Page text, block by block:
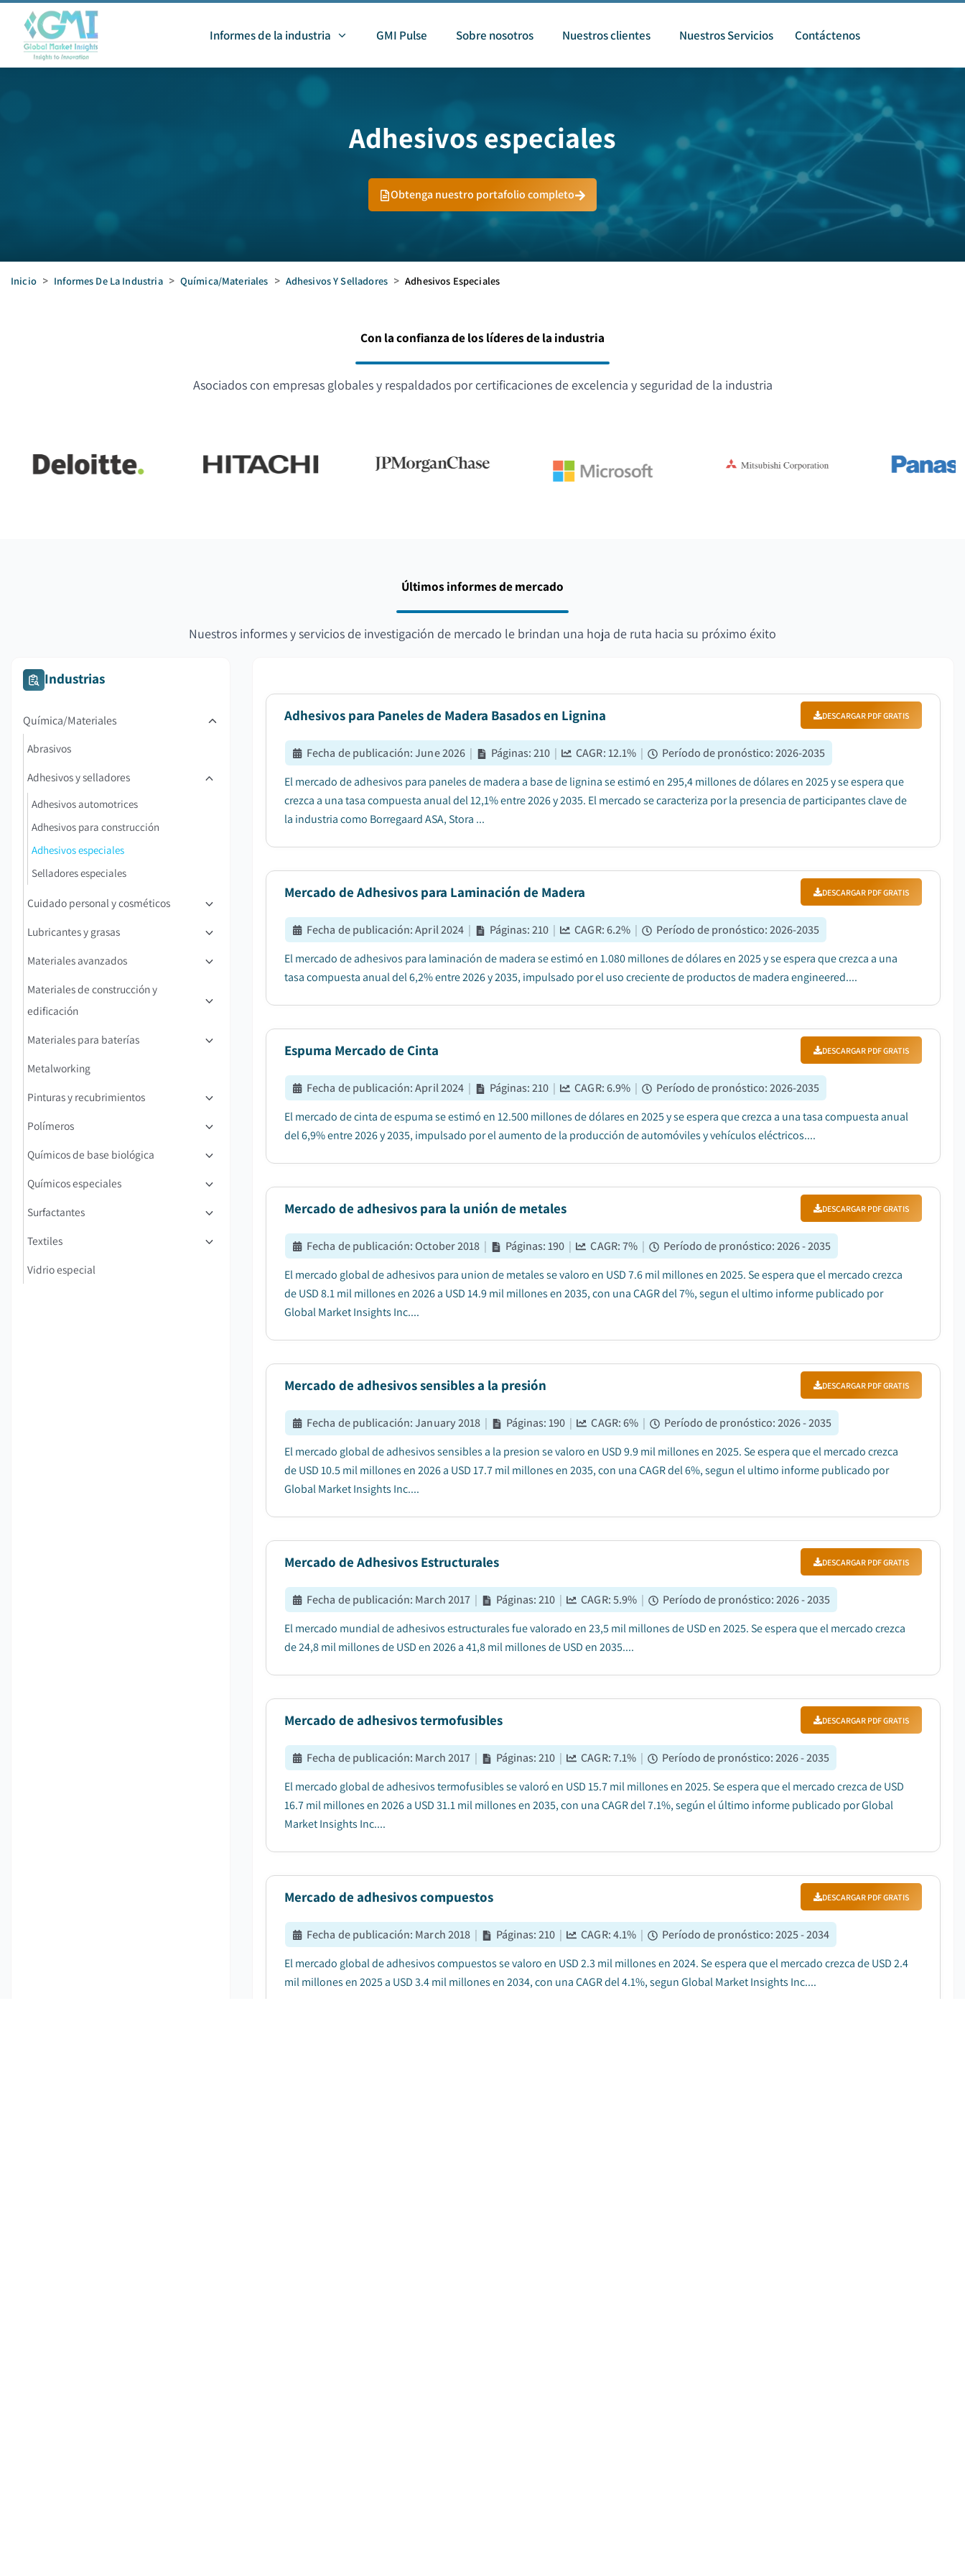
Informes de la industria GMI Pulse Sobre nosotros Nuestros clientes Nuestros Servicios Contáctenos
Adhesivos especiales
Obtenga nuestro portafolio completo
Inicio > Informes De La Industria > Química/Materiales > Adhesivos Y Selladores > Adhesivos Especiales
Con la confianza de los líderes de la industria
Asociados con empresas globales y respaldados por certificaciones de excelencia y seguridad de la industria
Últimos informes de mercado
Nuestros informes y servicios de investigación de mercado le brindan una hoja de ruta hacia su próximo éxito
Industrias
Química/Materiales
Abrasivos
Adhesivos y selladores
Adhesivos automotrices
Adhesivos para construcción
Adhesivos especiales
Selladores especiales
Cuidado personal y cosméticos
Lubricantes y grasas
Materiales avanzados
Materiales de construcción y
edificación
Materiales para baterías
Metalworking
Pinturas y recubrimientos
Polímeros
Químicos de base biológica
Químicos especiales
Surfactantes
Textiles
Vidrio especial
Adhesivos para Paneles de Madera Basados en Lignina DESCARGAR PDF GRATIS
Fecha de publicación:June 2026 | Páginas:210 | CAGR:12.1% | Período de pronóstico:2026-2035
El mercado de adhesivos para paneles de madera a base de lignina se estimó en 295,4 millones de dólares en 2025 y se espera que
crezca a una tasa compuesta anual del 12,1% entre 2026 y 2035. El mercado se caracteriza por la presencia de participantes clave de
la industria como Borregaard ASA, Stora ...
Mercado de Adhesivos para Laminación de Madera DESCARGAR PDF GRATIS
Fecha de publicación:April 2024 | Páginas:210 | CAGR:6.2% | Período de pronóstico:2026-2035
El mercado de adhesivos para laminación de madera se estimó en 1.080 millones de dólares en 2025 y se espera que crezca a una
tasa compuesta anual del 6,2% entre 2026 y 2035, impulsado por el uso creciente de productos de madera engineered....
Espuma Mercado de Cinta DESCARGAR PDF GRATIS
Fecha de publicación:April 2024 | Páginas:210 | CAGR:6.9% | Período de pronóstico:2026-2035
El mercado de cinta de espuma se estimó en 12.500 millones de dólares en 2025 y se espera que crezca a una tasa compuesta anual
del 6,9% entre 2026 y 2035, impulsado por el aumento de la producción de automóviles y vehículos eléctricos....
Mercado de adhesivos para la unión de metales DESCARGAR PDF GRATIS
Fecha de publicación:October 2018 | Páginas:190 | CAGR:7% | Período de pronóstico:2026 - 2035
El mercado global de adhesivos para union de metales se valoro en USD 7.6 mil millones en 2025. Se espera que el mercado crezca
de USD 8.1 mil millones en 2026 a USD 14.9 mil millones en 2035, con una CAGR del 7%, segun el ultimo informe publicado por
Global Market Insights Inc....
Mercado de adhesivos sensibles a la presión DESCARGAR PDF GRATIS
Fecha de publicación:January 2018 | Páginas:190 | CAGR:6% | Período de pronóstico:2026 - 2035
El mercado global de adhesivos sensibles a la presion se valoro en USD 9.9 mil millones en 2025. Se espera que el mercado crezca
de USD 10.5 mil millones en 2026 a USD 17.7 mil millones en 2035, con una CAGR del 6%, segun el ultimo informe publicado por
Global Market Insights Inc....
Mercado de Adhesivos Estructurales DESCARGAR PDF GRATIS
Fecha de publicación: March 2017 | Páginas:210 | CAGR:5.9% | Período de pronóstico:2026 - 2035
El mercado mundial de adhesivos estructurales fue valorado en 23,5 mil millones de USD en 2025. Se espera que el mercado crezca
de 24,8 mil millones de USD en 2026 a 41,8 mil millones de USD en 2035....
Mercado de adhesivos termofusibles DESCARGAR PDF GRATIS
Fecha de publicación: March 2017 | Páginas:210 | CAGR:7.1% | Período de pronóstico:2026 - 2035
El mercado global de adhesivos termofusibles se valoró en USD 15.7 mil millones en 2025. Se espera que el mercado crezca de USD
16.7 mil millones en 2026 a USD 31.1 mil millones en 2035, con una CAGR del 7.1%, según el último informe publicado por Global
Market Insights Inc....
Mercado de adhesivos compuestos DESCARGAR PDF GRATIS
Fecha de publicación: March 2018 | Páginas:210 | CAGR:4.1% | Período de pronóstico:2025 - 2034
El mercado global de adhesivos compuestos se valoro en USD 2.3 mil millones en 2024. Se espera que el mercado crezca de USD 2.4
mil millones en 2025 a USD 3.4 mil millones en 2034, con una CAGR del 4.1%, segun Global Market Insights Inc....